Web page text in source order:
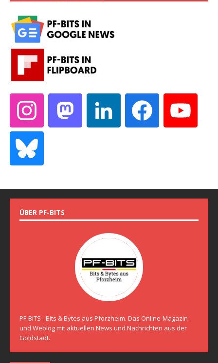
ÜBER PF-BITS
PF-BITS - Bits & Bytes aus Pforzheim. Das Online-Magazin
und Weblog mit aktuellen News und Nachrichten aus der
Goldstadt.